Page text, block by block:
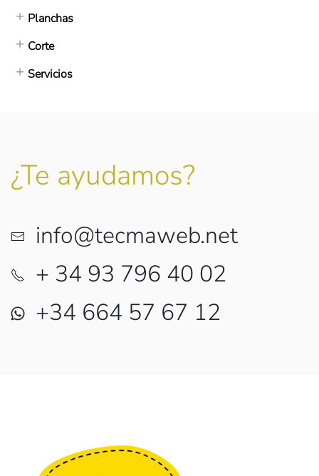
Planchas
Corte
Servicios
¿Te ayudamos?
info@tecmaweb.net
+ 34 93 796 40 02
+34 664 57 67 12